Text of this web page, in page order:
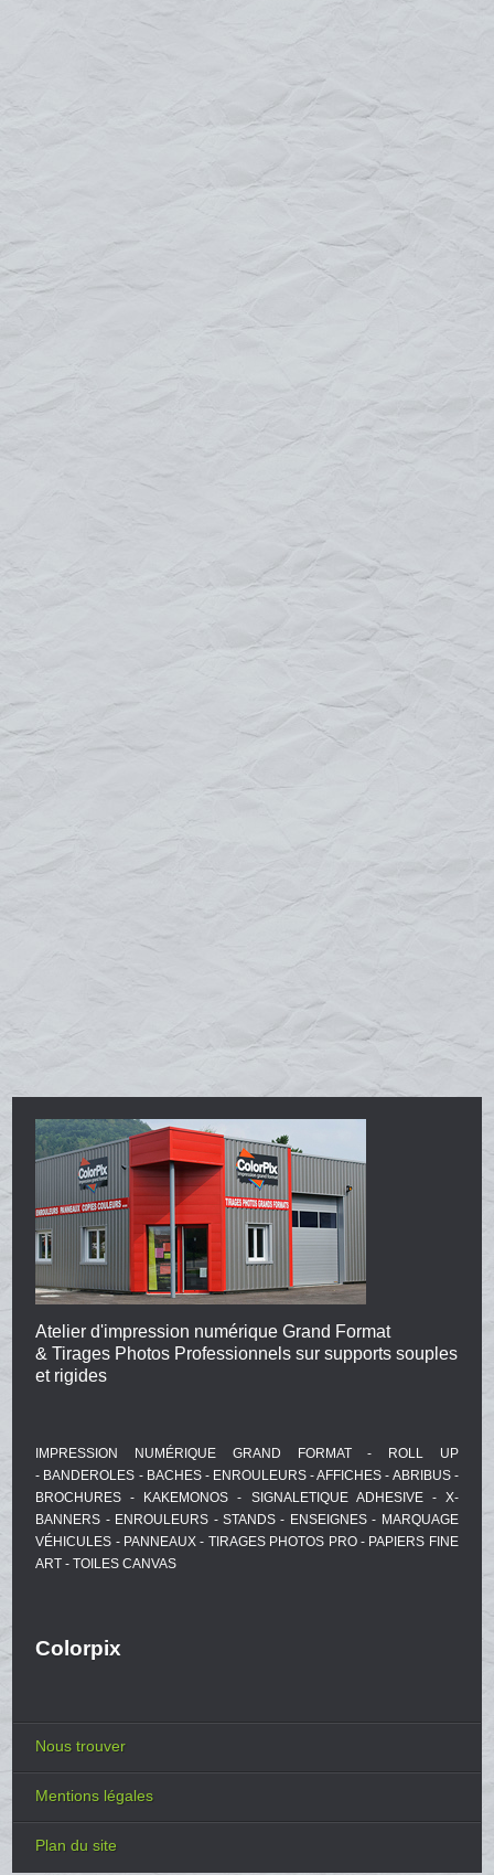
Atelier d'impression numérique Grand Format
& Tirages Photos Professionnels sur supports souples
et rigides
IMPRESSION NUMÉRIQUE GRAND FORMAT - ROLL UP
- BANDEROLES - BACHES - ENROULEURS - AFFICHES - ABRIBUS -
BROCHURES - KAKEMONOS - SIGNALETIQUE ADHESIVE - X-
BANNERS - ENROULEURS - STANDS - ENSEIGNES - MARQUAGE
VÉHICULES - PANNEAUX - TIRAGES PHOTOS PRO - PAPIERS FINE
ART - TOILES CANVAS
Colorpix
Nous trouver
Mentions légales
Plan du site